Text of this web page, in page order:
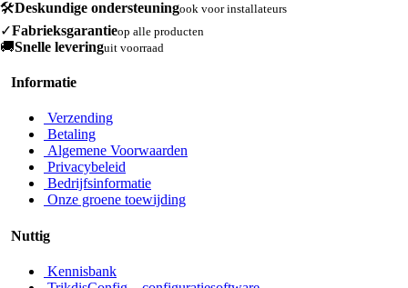
🛠️Deskundige ondersteuningook voor installateurs
✓Fabrieksgarantieop alle producten
🚚Snelle leveringuit voorraad
Informatie
Verzending
Betaling
Algemene Voorwaarden
Privacybeleid
Bedrijfsinformatie
Onze groene toewijding
Nuttig
Kennisbank